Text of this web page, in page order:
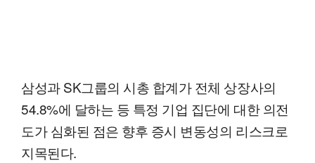
삼성과 SK그룹의 시총 합계가 전체 상장사의
54.8%에 달하는 등 특정 기업 집단에 대한 의전
도가 심화된 점은 향후 증시 변동성의 리스크로
지목된다.